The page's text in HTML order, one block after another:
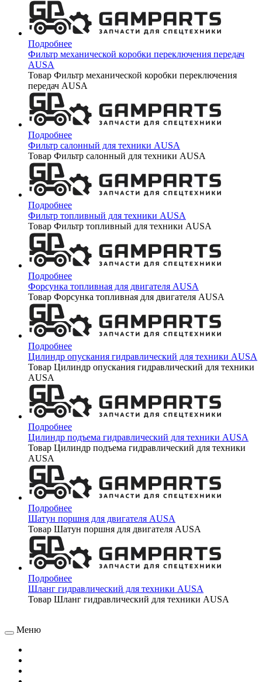
Подробнее
Фильтр механической коробки переключения передач
AUSA
Товар Фильтр механической коробки переключения
передач AUSA
Подробнее
Фильтр салонный для техники AUSA
Товар Фильтр салонный для техники AUSA
Подробнее
Фильтр топливный для техники AUSA
Товар Фильтр топливный для техники AUSA
Подробнее
Форсунка топливная для двигателя AUSA
Товар Форсунка топливная для двигателя AUSA
Подробнее
Цилиндр опускания гидравлический для техники AUSA
Товар Цилиндр опускания гидравлический для техники
AUSA
Подробнее
Цилиндр подъема гидравлический для техники AUSA
Товар Цилиндр подъема гидравлический для техники
AUSA
Подробнее
Шатун поршня для двигателя AUSA
Товар Шатун поршня для двигателя AUSA
Подробнее
Шланг гидравлический для техники AUSA
Товар Шланг гидравлический для техники AUSA
Меню